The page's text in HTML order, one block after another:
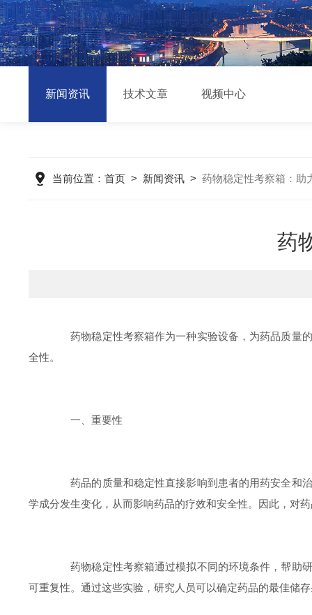
新闻资讯 技术文章 视频中心
当前位置： 首页> 新闻资讯> 药物稳定性考察箱：助
药
药物稳定性考察箱作为一种实验设备，为药品质量的
全性。
一、重要性
药品的质量和稳定性直接影响到患者的用药安全和治
学成分发生变化，从而影响药品的疗效和安全性。因此，对
药物稳定性考察箱通过模拟不同的环境条件，帮助研
可重复性。通过这些实验，研究人员可以确定药品的最佳储